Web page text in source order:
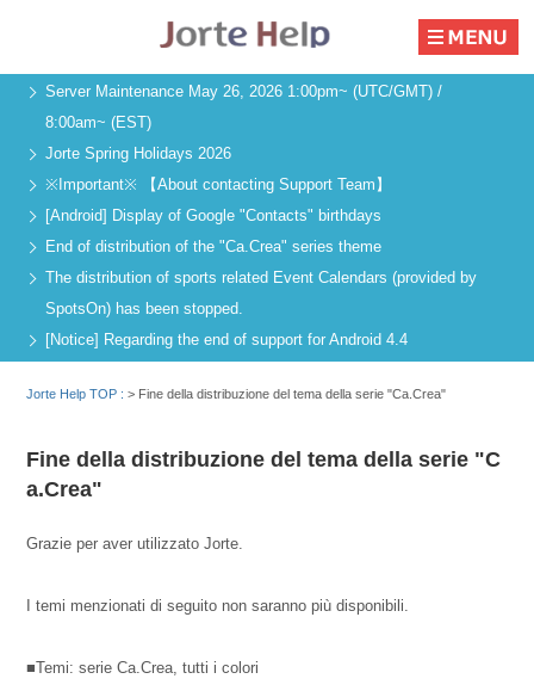
Server Maintenance May 26, 2026 1:00pm~ (UTC/GMT) /
8:00am~ (EST)
Jorte Spring Holidays 2026
※Important※ 【About contacting Support Team】
[Android] Display of Google "Contacts" birthdays
End of distribution of the "Ca.Crea" series theme
The distribution of sports related Event Calendars (provided by
SpotsOn) has been stopped.
[Notice] Regarding the end of support for Android 4.4
Jorte Help TOP :> Fine della distribuzione del tema della serie "Ca.Crea"
Fine della distribuzione del tema della serie "C
a.Crea"
Grazie per aver utilizzato Jorte.
I temi menzionati di seguito non saranno più disponibili.
■Temi: serie Ca.Crea, tutti i colori